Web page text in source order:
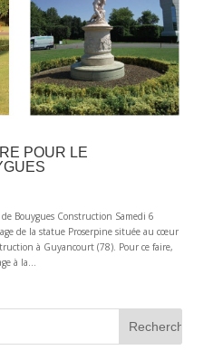
POUR LE
Bouygues Construction Samedi 6
de la statue Proserpine située au cœur
à Guyancourt (78). Pour ce faire,
à la...